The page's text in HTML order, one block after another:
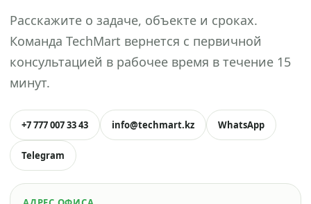
Расскажите о задаче, объекте и сроках.
Команда TechMart вернется с первичной
консультацией в рабочее время в течение 15
минут.
+7 777 007 33 43 info@techmart.kz WhatsApp
Telegram